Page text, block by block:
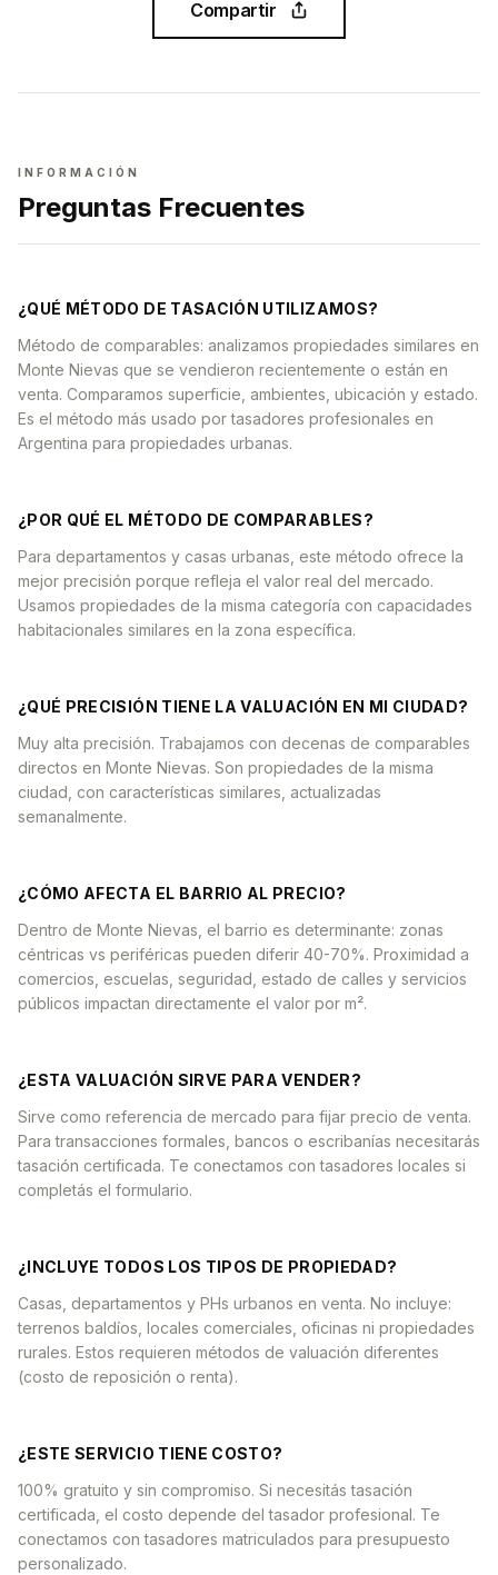
Compartir
INFORMACIÓN
Preguntas Frecuentes
¿QUÉ MÉTODO DE TASACIÓN UTILIZAMOS?
Método de comparables: analizamos propiedades similares en
Monte Nievas que se vendieron recientemente o están en
venta. Comparamos superficie, ambientes, ubicación y estado.
Es el método más usado por tasadores profesionales en
Argentina para propiedades urbanas.
¿POR QUÉ EL MÉTODO DE COMPARABLES?
Para departamentos y casas urbanas, este método ofrece la
mejor precisión porque refleja el valor real del mercado.
Usamos propiedades de la misma categoría con capacidades
habitacionales similares en la zona específica.
¿QUÉ PRECISIÓN TIENE LA VALUACIÓN EN MI CIUDAD?
Muy alta precisión. Trabajamos con decenas de comparables
directos en Monte Nievas. Son propiedades de la misma
ciudad, con características similares, actualizadas
semanalmente.
¿CÓMO AFECTA EL BARRIO AL PRECIO?
Dentro de Monte Nievas, el barrio es determinante: zonas
céntricas vs periféricas pueden diferir 40-70%. Proximidad a
comercios, escuelas, seguridad, estado de calles y servicios
públicos impactan directamente el valor por m².
¿ESTA VALUACIÓN SIRVE PARA VENDER?
Sirve como referencia de mercado para fijar precio de venta.
Para transacciones formales, bancos o escribanías necesitarás
tasación certificada. Te conectamos con tasadores locales si
completás el formulario.
¿INCLUYE TODOS LOS TIPOS DE PROPIEDAD?
Casas, departamentos y PHs urbanos en venta. No incluye:
terrenos baldíos, locales comerciales, oficinas ni propiedades
rurales. Estos requieren métodos de valuación diferentes
(costo de reposición o renta).
¿ESTE SERVICIO TIENE COSTO?
100% gratuito y sin compromiso. Si necesitás tasación
certificada, el costo depende del tasador profesional. Te
conectamos con tasadores matriculados para presupuesto
personalizado.